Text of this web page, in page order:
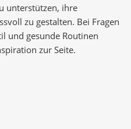
unterstützen, ihre
zu gestalten. Bei Fragen
und gesunde Routinen
zur Seite.